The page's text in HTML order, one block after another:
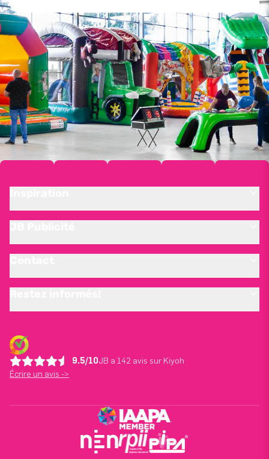
9.5/10JB a 142 avis sur Kiyoh
Écrire un avis ->